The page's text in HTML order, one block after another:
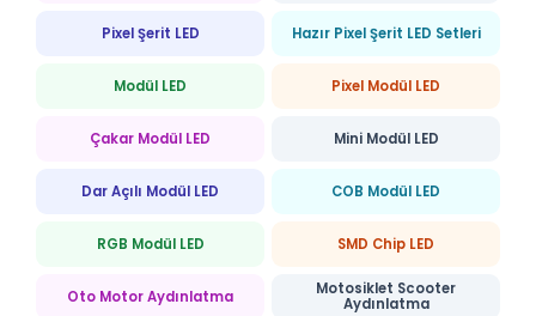
Pixel Şerit LED Hazır Pixel Şerit LED Setleri
Modül LED Pixel Modül LED
Çakar Modül LED Mini Modül LED
Dar Açılı Modül LED COB Modül LED
RGB Modül LED SMD Chip LED
Oto Motor Aydınlatma
Motosiklet Scooter
Aydınlatma